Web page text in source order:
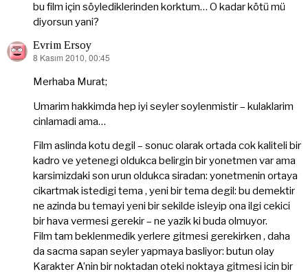
bu film için söylediklerinden korktum… O kadar kötü mü
diyorsun yani?
Evrim Ersoy
dedi
8 Kasım 2010, 00:45
Merhaba Murat;
Umarim hakkimda hep iyi seyler soylenmistir – kulaklarim
cinlamadi ama…
Film aslinda kotu degil – sonuc olarak ortada cok kaliteli bir
kadro ve yetenegi oldukca belirgin bir yonetmen var ama
karsimizdaki son urun oldukca siradan: yonetmenin ortaya
cikartmak istedigi tema , yeni bir tema degil: bu demektir
ne azinda bu temayi yeni bir sekilde isleyip ona ilgi cekici
bir hava vermesi gerekir – ne yazik ki buda olmuyor.
Film tam beklenmedik yerlere gitmesi gerekirken , daha
da sacma sapan seyler yapmaya basliyor: butun olay
Karakter A’nin bir noktadan oteki noktaya gitmesi icin bir